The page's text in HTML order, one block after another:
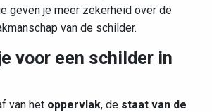
geven je meer zekerheid over de
van de schilder.
voor een schilder in
van het oppervlak, de staat van de